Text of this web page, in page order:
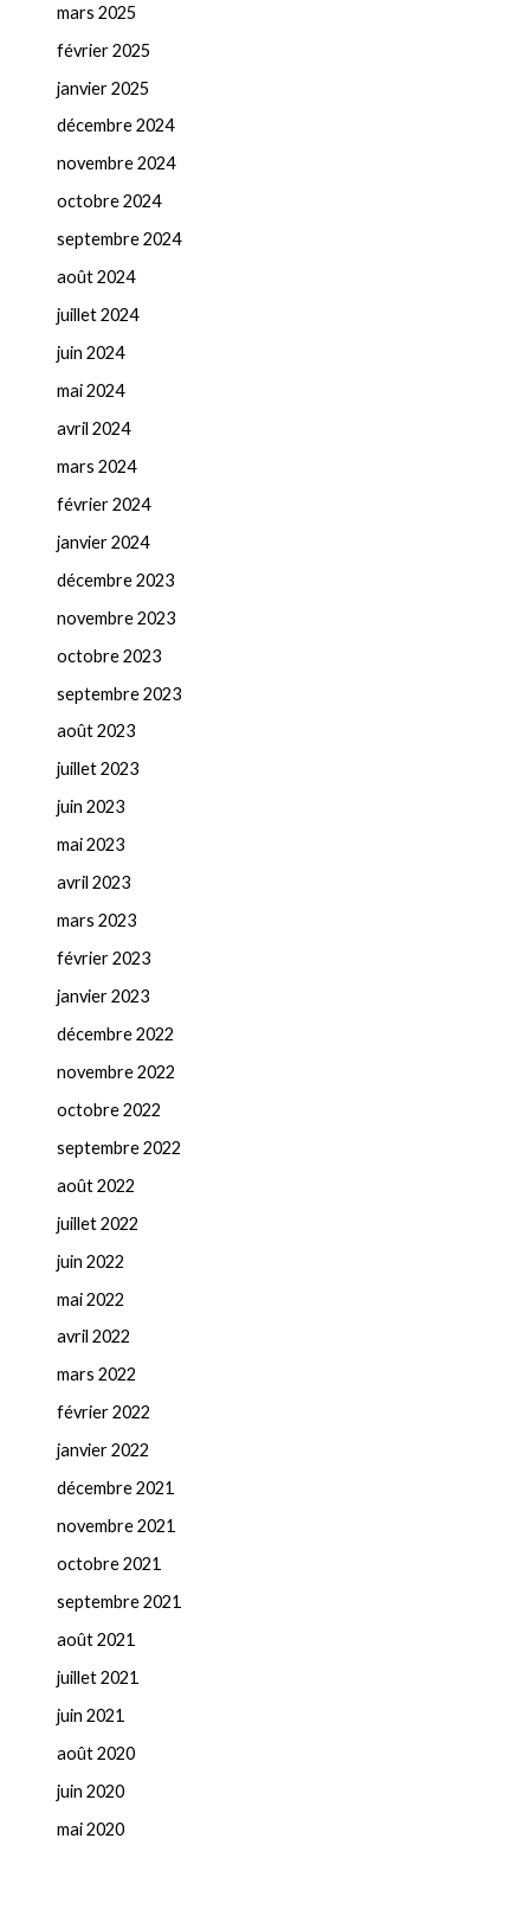
mars 2025
février 2025
janvier 2025
décembre 2024
novembre 2024
octobre 2024
septembre 2024
août 2024
juillet 2024
juin 2024
mai 2024
avril 2024
mars 2024
février 2024
janvier 2024
décembre 2023
novembre 2023
octobre 2023
septembre 2023
août 2023
juillet 2023
juin 2023
mai 2023
avril 2023
mars 2023
février 2023
janvier 2023
décembre 2022
novembre 2022
octobre 2022
septembre 2022
août 2022
juillet 2022
juin 2022
mai 2022
avril 2022
mars 2022
février 2022
janvier 2022
décembre 2021
novembre 2021
octobre 2021
septembre 2021
août 2021
juillet 2021
juin 2021
août 2020
juin 2020
mai 2020